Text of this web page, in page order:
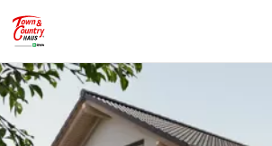
Wonach möchten Sie suchen?